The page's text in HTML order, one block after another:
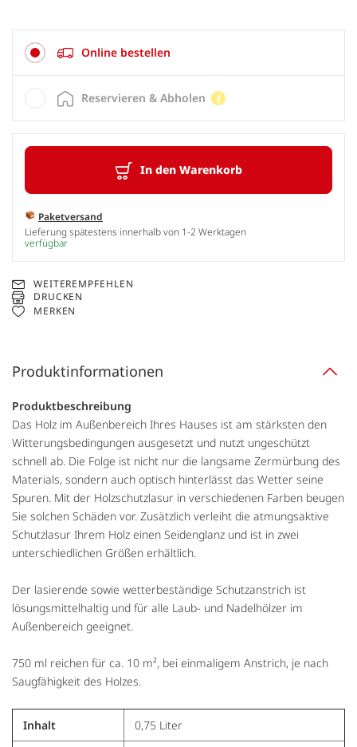
Online bestellen
In den Warenkorb
Paketversand
Lieferung spätestens innerhalb von 1-2 Werktagen
verfügbar
Reservieren & Abholen
WEITEREMPFEHLEN
DRUCKEN
MERKEN
Produktinformationen
Produktbeschreibung
Das Holz im Außenbereich Ihres Hauses ist am stärksten den
Witterungsbedingungen ausgesetzt und nutzt ungeschützt
schnell ab. Die Folge ist nicht nur die langsame Zermürbung des
Materials, sondern auch optisch hinterlässt das Wetter seine
Spuren. Mit der Holzschutzlasur in verschiedenen Farben beugen
Sie solchen Schäden vor. Zusätzlich verleiht die atmungsaktive
Schutzlasur Ihrem Holz einen Seidenglanz und ist in zwei
unterschiedlichen Größen erhältlich.
Der lasierende sowie wetterbeständige Schutzanstrich ist
lösungsmittelhaltig und für alle Laub- und Nadelhölzer im
Außenbereich geeignet.
750 ml reichen für ca. 10 m², bei einmaligem Anstrich, je nach
Saugfähigkeit des Holzes.
Inhalt 0,75 Liter